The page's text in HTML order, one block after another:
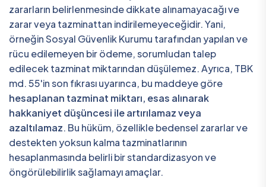
zararların belirlenmesinde dikkate alınamayacağı ve
zarar veya tazminattan indirilemeyeceğidir. Yani,
örneğin Sosyal Güvenlik Kurumu tarafından yapılan ve
rücu edilemeyen bir ödeme, sorumludan talep
edilecek tazminat miktarından düşülemez. Ayrıca, TBK
md. 55'in son fıkrası uyarınca, bu maddeye göre
hesaplanan tazminat miktarı, esas alınarak
hakkaniyet düşüncesi ile artırılamaz veya
azaltılamaz. Bu hüküm, özellikle bedensel zararlar ve
destekten yoksun kalma tazminatlarının
hesaplanmasında belirli bir standardizasyon ve
öngörülebilirlik sağlamayı amaçlar.